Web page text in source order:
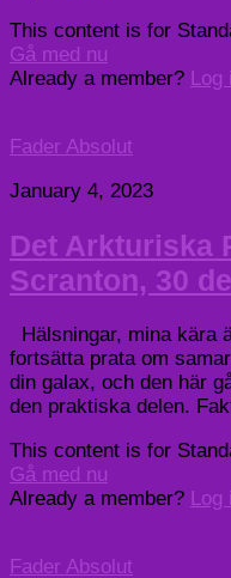
This content is for
Gå med nu
Already a member? Log
Fader Absolut
January 4, 2023
Det Arkturiska
Scranton, 30
Hälsningar, mina kära
fortsätta prata om
din galax, och den här
den praktiska delen.
This content is for
Gå med nu
Already a member? Log
Fader Absolut